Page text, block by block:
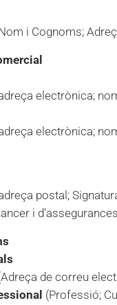
i Cognoms;
electrònica;
electrònica;
postal;
i
de correu
(Professió;